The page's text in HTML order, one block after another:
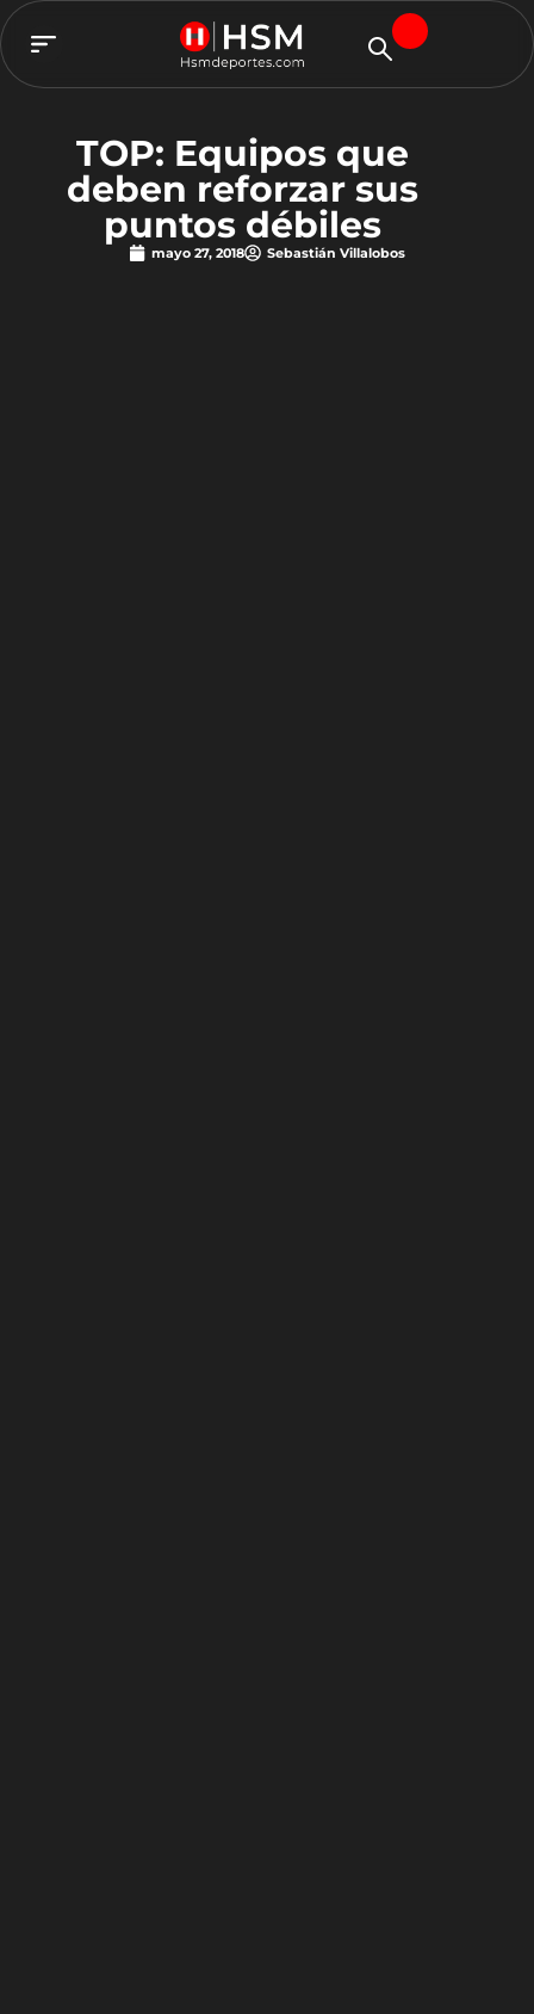
TOP: Equipos que
deben reforzar sus
puntos débiles
mayo 27, 2018 Sebastián Villalobos